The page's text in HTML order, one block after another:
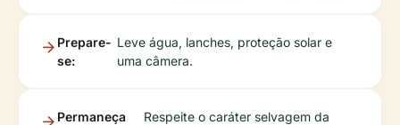
Prepare-
se:
Leve água, lanches, proteção solar e
uma câmera.
Permaneça
Respeite o caráter selvagem da